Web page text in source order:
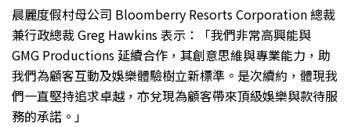
晨麗度假村母公司 Bloomberry Resorts Corporation 總裁
兼行政總裁 Greg Hawkins 表示：「我們非常高興能與
GMG Productions 延續合作，其創意思維與專業能力，助
我們為顧客互動及娛樂體驗樹立新標準。是次續約，體現我
們一直堅持追求卓越，亦兌現為顧客帶來頂級娛樂與款待服
務的承諾。」